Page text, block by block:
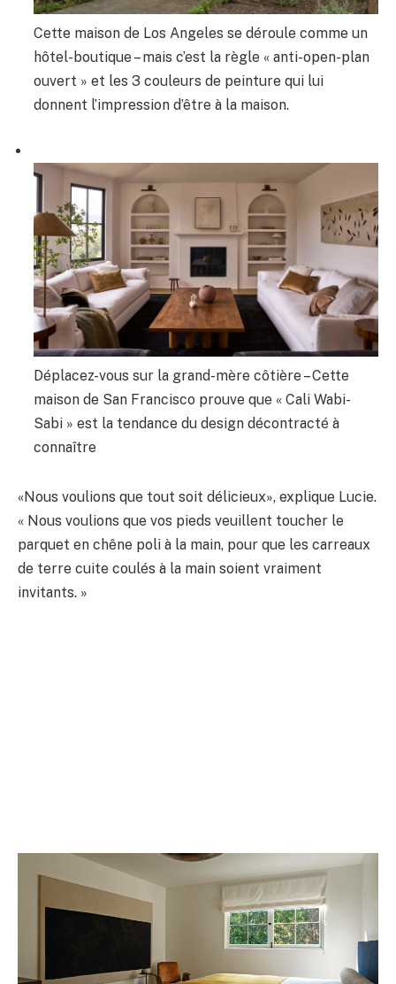
Cette maison de Los Angeles se déroule comme un
hôtel-boutique – mais c’est la règle « anti-open-plan
ouvert » et les 3 couleurs de peinture qui lui
donnent l’impression d’être à la maison.
Déplacez-vous sur la grand-mère côtière – Cette
maison de San Francisco prouve que « Cali Wabi-
Sabi » est la tendance du design décontracté à
connaître
«Nous voulions que tout soit délicieux», explique Lucie.
« Nous voulions que vos pieds veuillent toucher le
parquet en chêne poli à la main, pour que les carreaux
de terre cuite coulés à la main soient vraiment
invitants. »